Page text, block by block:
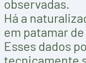
observadas.
Há a
em patamar
Esses dados